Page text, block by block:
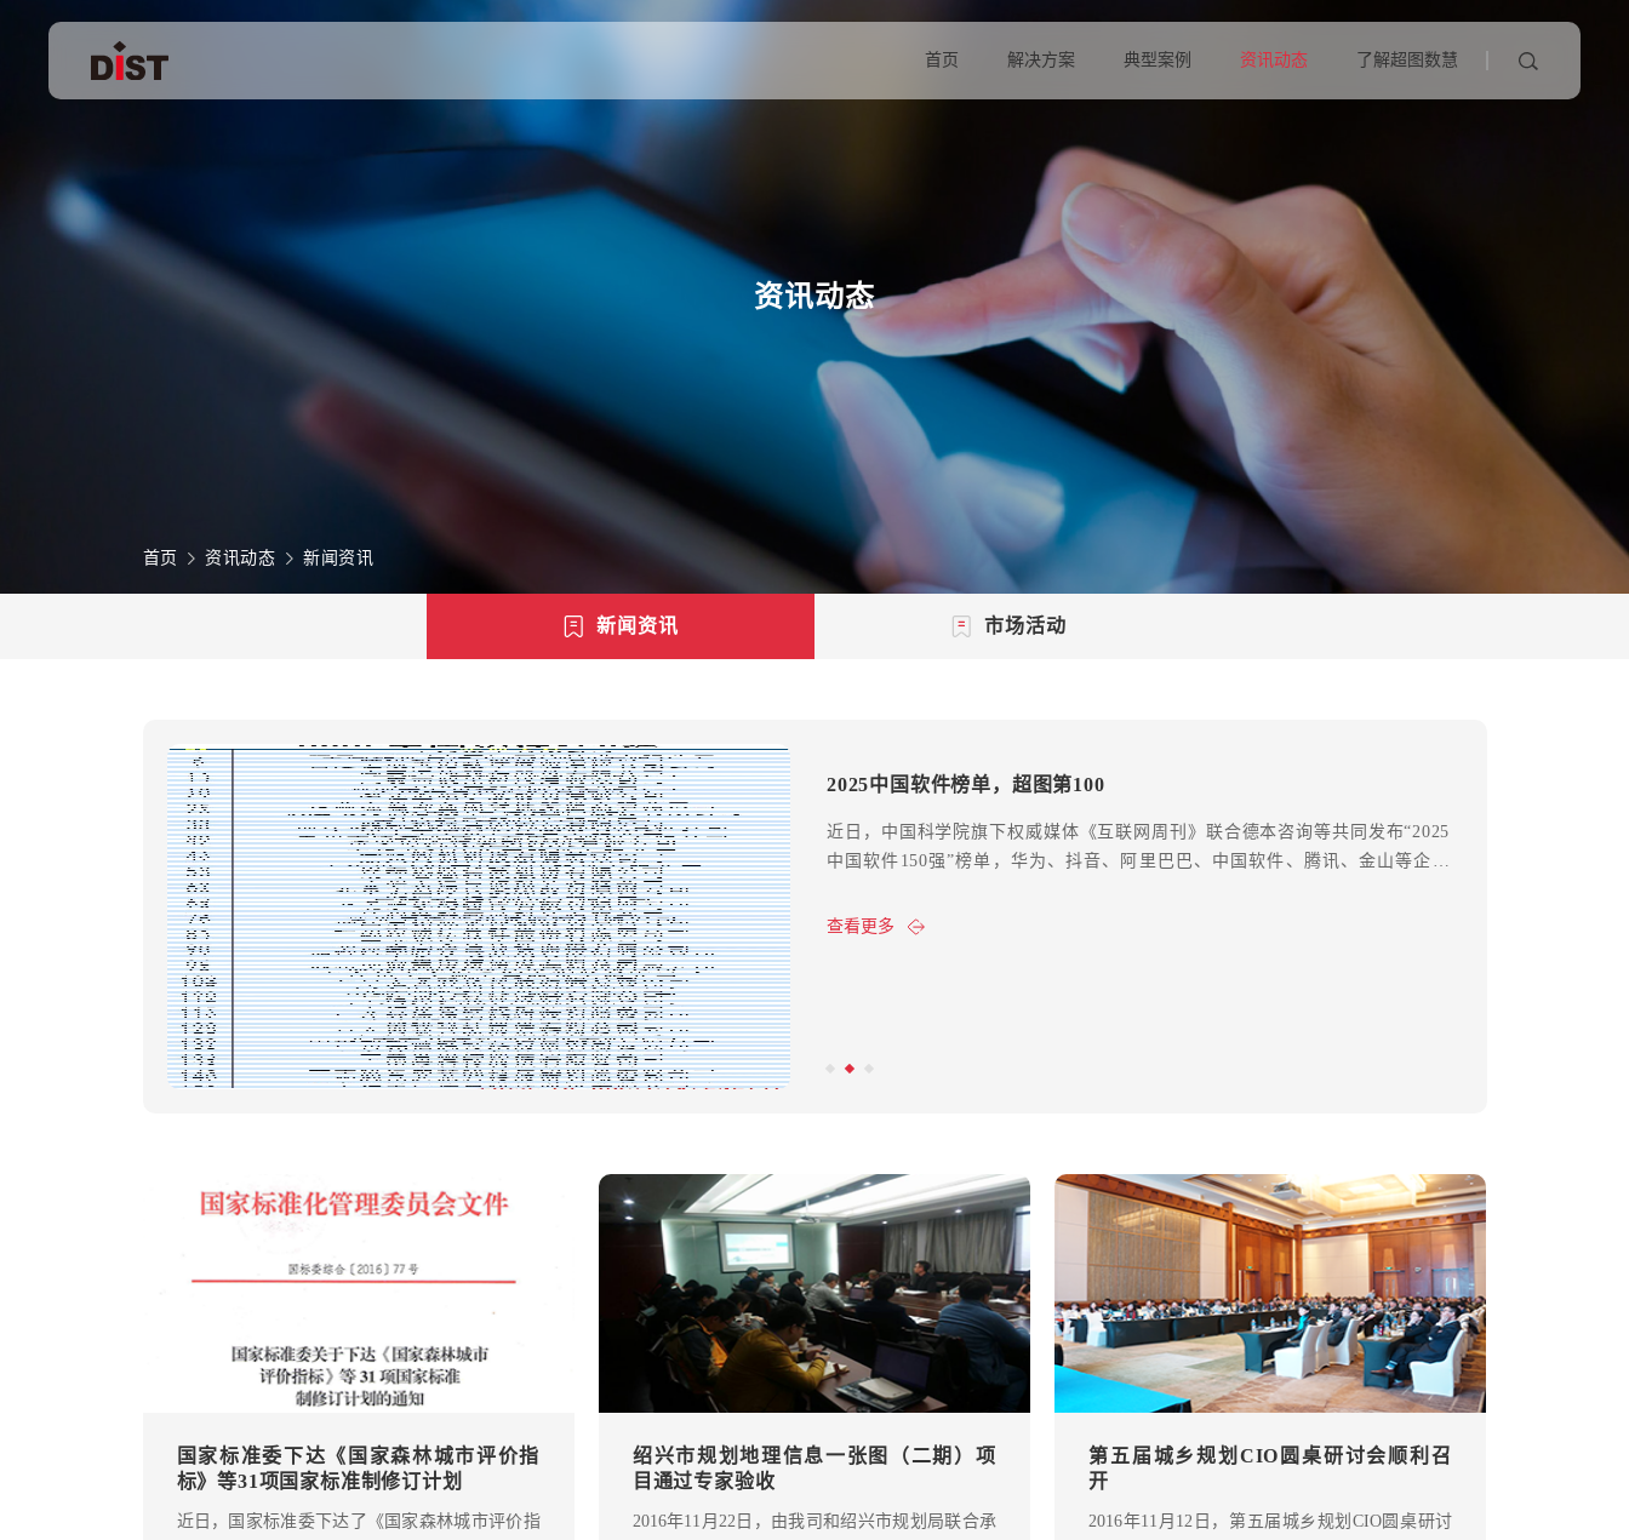
首页 解决方案 典型案例 资讯动态 了解超图数慧
资讯动态
首页 资讯动态 新闻资讯
新闻资讯 市场活动
关于“第一届全国优秀国土空间规划奖” 拟推荐项目的公示
查看更多
国家标准委下达《国家森林城市评价指
标》等31项国家标准制修订计划
近日，国家标准委下达了《国家森林城市评价指
绍兴市规划地理信息一张图（二期）项
目通过专家验收
2016年11月22日，由我司和绍兴市规划局联合承
第五届城乡规划CIO圆桌研讨会顺利召
开
2016年11月12日，第五届城乡规划CIO圆桌研讨